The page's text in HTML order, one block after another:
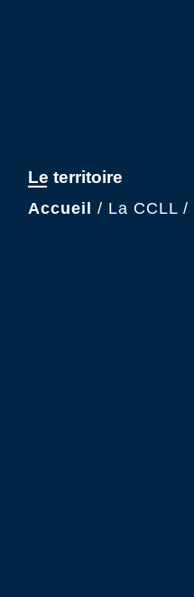
Le territoire
Accueil / La CCLL /